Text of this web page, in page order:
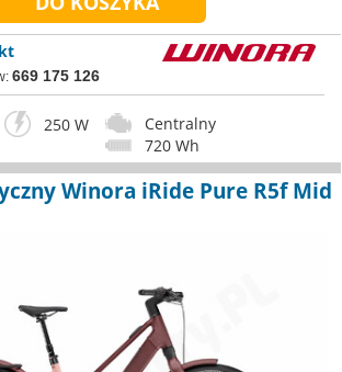
669 175 126
250 W
Centralny
720 Wh
Winora iRide Pure R5f Mid